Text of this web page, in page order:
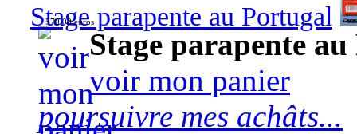
Stage parapente au Portugal
570,00 euros
Stage parapente
voir mon panier
poursuivre mes achâts...